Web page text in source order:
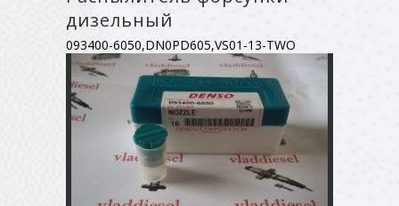
дизельный
093400-6050,DN0PD605,VS01-13-TWO